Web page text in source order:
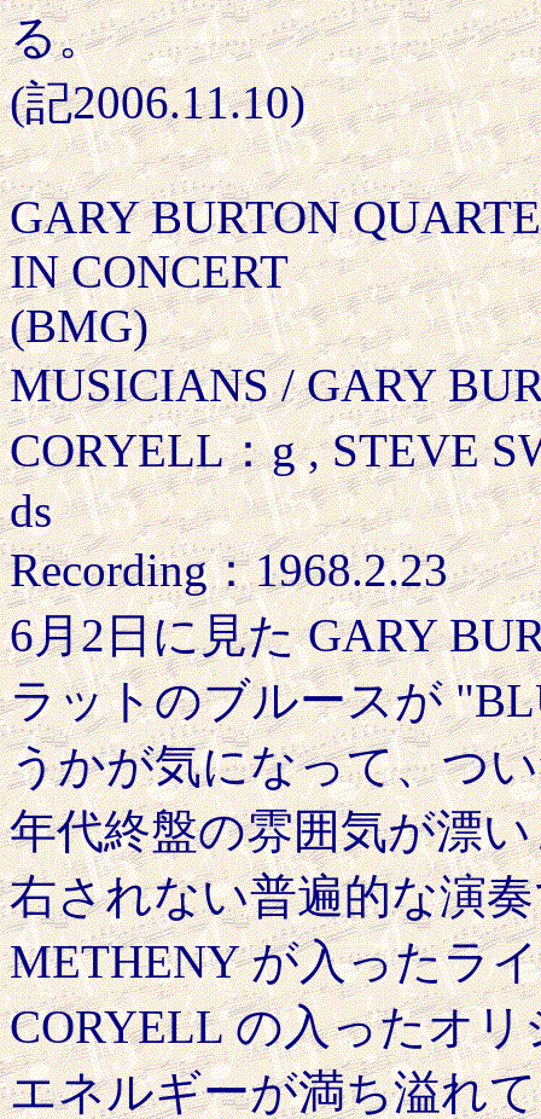
る。
(記2006.11.10)
GARY BURTON
IN CONCERT
(BMG)
MUSICIANS / GARY
CORYELL：g , STEVE
ds
Recording：1968.2.23
6月2日に見た GARY
ラットのブルースが
うかが気になって、つ
年代終盤の雰囲気が漂
右されない普遍的な演
METHENY が入ったラ
CORYELL の入ったオ
エネルギーが満ち溢れ